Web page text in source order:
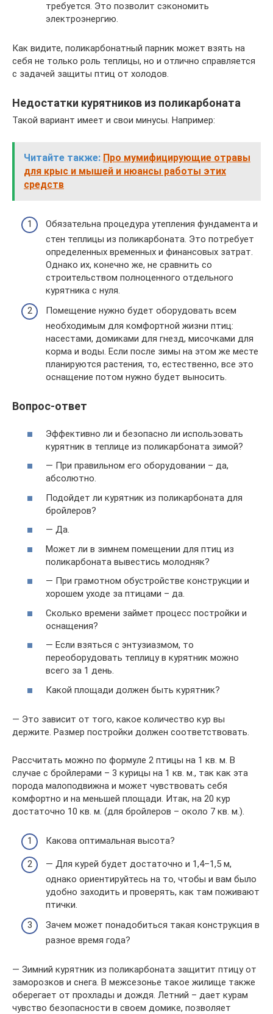
требуется. Это позволит сэкономить
электроэнергию.
Как видите, поликарбонатный парник может взять на
себя не только роль теплицы, но и отлично справляется
с задачей защиты птиц от холодов.
Недостатки курятников из поликарбоната
Такой вариант имеет и свои минусы. Например:
Читайте также: Про мумифицирующие отравы
для крыс и мышей и нюансы работы этих
средств
Обязательна процедура утепления фундамента и
стен теплицы из поликарбоната. Это потребует
определенных временных и финансовых затрат.
Однако их, конечно же, не сравнить со
строительством полноценного отдельного
курятника с нуля.
Помещение нужно будет оборудовать всем
необходимым для комфортной жизни птиц:
насестами, домиками для гнезд, мисочками для
корма и воды. Если после зимы на этом же месте
планируются растения, то, естественно, все это
оснащение потом нужно будет выносить.
Вопрос-ответ
Эффективно ли и безопасно ли использовать
курятник в теплице из поликарбоната зимой?
— При правильном его оборудовании – да,
абсолютно.
Подойдет ли курятник из поликарбоната для
бройлеров?
— Да.
Может ли в зимнем помещении для птиц из
поликарбоната вывестись молодняк?
— При грамотном обустройстве конструкции и
хорошем уходе за птицами – да.
Сколько времени займет процесс постройки и
оснащения?
— Если взяться с энтузиазмом, то
переоборудовать теплицу в курятник можно
всего за 1 день.
Какой площади должен быть курятник?
— Это зависит от того, какое количество кур вы
держите. Размер постройки должен соответствовать.
Рассчитать можно по формуле 2 птицы на 1 кв. м. В
случае с бройлерами – 3 курицы на 1 кв. м., так как эта
порода малоподвижна и может чувствовать себя
комфортно и на меньшей площади. Итак, на 20 кур
достаточно 10 кв. м. (для бройлеров – около 7 кв. м.).
Какова оптимальная высота?
— Для курей будет достаточно и 1,4–1,5 м,
однако ориентируйтесь на то, чтобы и вам было
удобно заходить и проверять, как там поживают
птички.
Зачем может понадобиться такая конструкция в
разное время года?
— Зимний курятник из поликарбоната защитит птицу от
заморозков и снега. В межсезонье такое жилище также
оберегает от прохлады и дождя. Летний – дает курам
чувство безопасности в своем домике, позволяет